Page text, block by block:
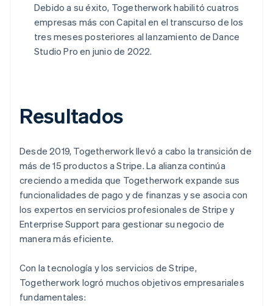
Debido a su éxito, Togetherwork habilitó cuatros
empresas más con Capital en el transcurso de los
tres meses posteriores al lanzamiento de Dance
Studio Pro en junio de 2022.
Resultados
Desde 2019, Togetherwork llevó a cabo la transición de
más de 15 productos a Stripe. La alianza continúa
creciendo a medida que Togetherwork expande sus
funcionalidades de pago y de finanzas y se asocia con
los expertos en servicios profesionales de Stripe y
Enterprise Support para gestionar su negocio de
manera más eficiente.
Con la tecnología y los servicios de Stripe,
Togetherwork logró muchos objetivos empresariales
fundamentales: